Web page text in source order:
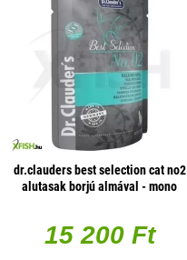
dr.clauders best selection cat no2
alutasak borjú almával - mono
15 200 Ft